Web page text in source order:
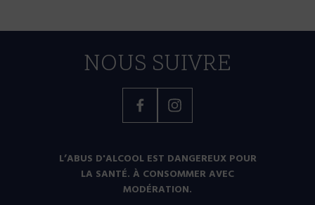
NOUS SUIVRE
L’ABUS D'ALCOOL EST DANGEREUX POUR
LA SANTÉ. À CONSOMMER AVEC
MODÉRATION.